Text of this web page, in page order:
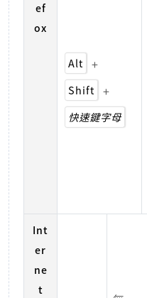
ef
ox
Alt +
Shift +
快速鍵字母
Int
er
ne
t